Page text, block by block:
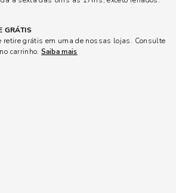
GRÁTIS
retire grátis em uma de nossas lojas. Consulte
carrinho.Saiba mais